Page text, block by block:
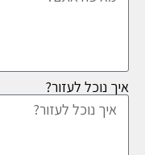
איך נוכל לעזור?